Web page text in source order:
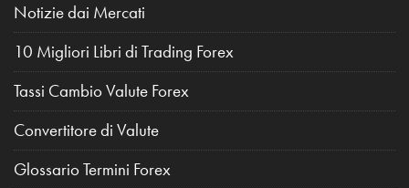
Notizie dai Mercati
10 Migliori Libri di Trading Forex
Tassi Cambio Valute Forex
Convertitore di Valute
Glossario Termini Forex